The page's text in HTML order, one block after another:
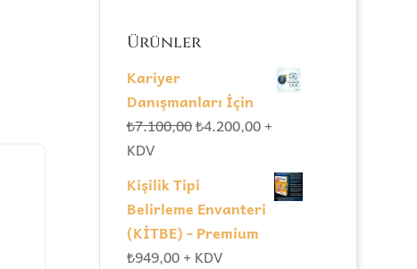
Ürünler
Kariyer
Danışmanları İçin
₺7.100,00Orijinal
₺4.200,00Şu
fiyat:
₺4.200,00.
+
KDV
Kişilik Tipi
Belirleme Envanteri
(KİTBE) - Premium
₺949,00 + KDV